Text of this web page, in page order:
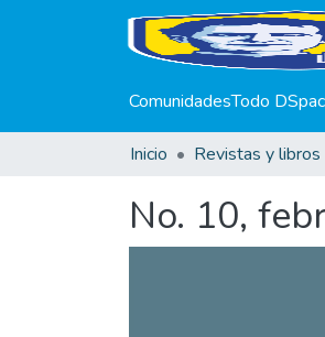
ComunidadesTodo
Inicio Revistas y libros
No. 10,